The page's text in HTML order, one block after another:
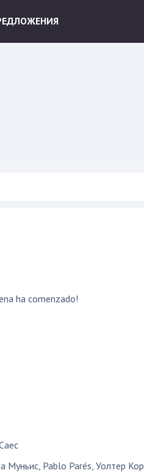
ha comenzado!
Муньис, Pablo Parés, Уолтер